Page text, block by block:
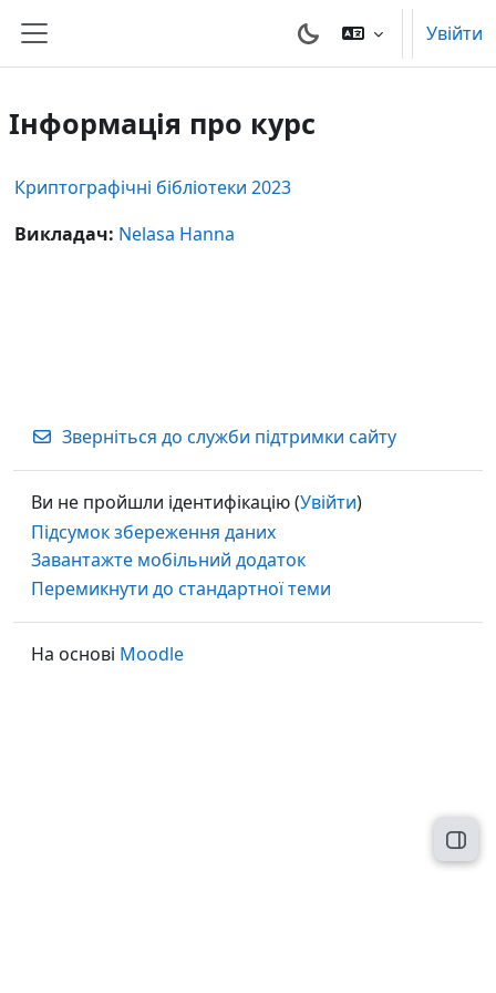
Бокова панель
Увійти
Інформація про курс
Криптографічні бібліотеки 2023
Викладач: Nelasa Hanna
Зверніться до служби підтримки сайту
Ви не пройшли ідентифікацію (Увійти)
Підсумок збереження даних
Завантажте мобільний додаток
Перемикнути до стандартної теми
На основі Moodle